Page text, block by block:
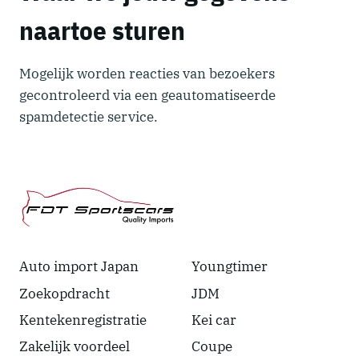
naartoe sturen
Mogelijk worden reacties van bezoekers
gecontroleerd via een geautomatiseerde
spamdetectie service.
Auto import Japan
Zoekopdracht
Kentekenregistratie
Zakelijk voordeel
Youngtimer
JDM
Kei car
Coupe